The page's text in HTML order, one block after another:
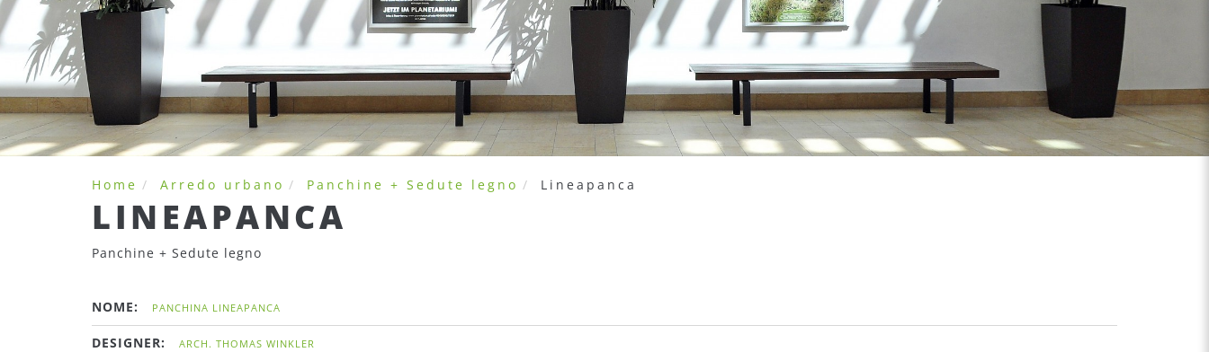
Home Arredo urbano Panchine + Sedute legno Lineapanca
LINEAPANCA
Panchine + Sedute legno
NOME: PANCHINA LINEAPANCA
DESIGNER: ARCH. THOMAS WINKLER